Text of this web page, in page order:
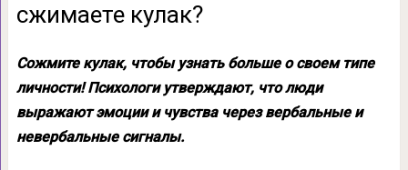
сжимаете кулак?
Сожмите кулак, чтобы узнать больше о своем типе
личности! Психологи утверждают, что люди
выражают эмоции и чувства через вербальные и
невербальные сигналы.